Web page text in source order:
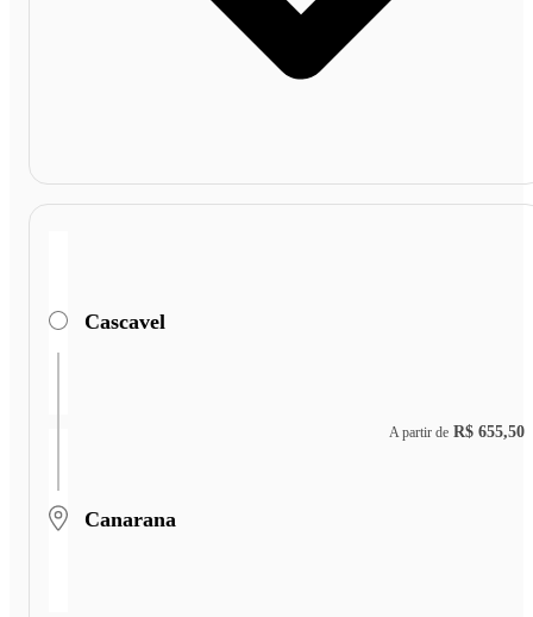
Cascavel
Canarana
A partir de R$ 655,50